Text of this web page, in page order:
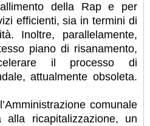
della Rap e per
efficienti, sia in termini di
Inoltre, parallelamente,
piano di risanamento,
il processo di
attualmente obsoleta.
comunale
alla ricapitalizzazione, un